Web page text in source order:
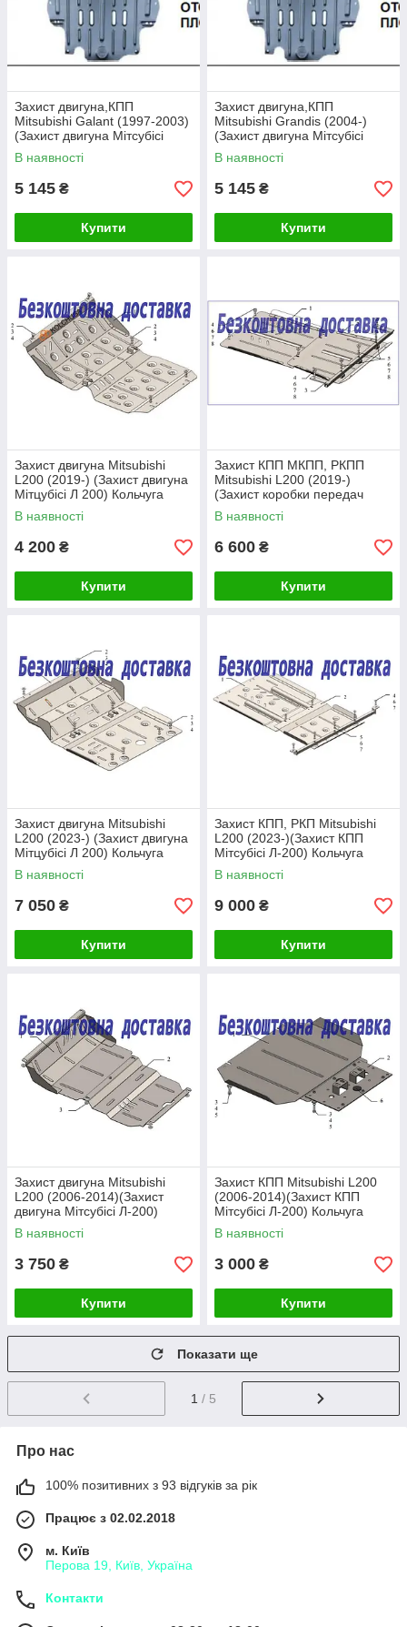
Захист двигуна,КПП
Mitsubishi Galant (1997-2003)
(Захист двигуна Мітсубісі
Галант) Полігон-авто
В наявності
5 145 ₴
Купити
Захист двигуна,КПП
Mitsubishi Grandis (2004-)
(Захист двигуна Мітсубісі
Грандіс) Полігон-авто
В наявності
5 145 ₴
Купити
Захист двигуна Mitsubishi
L200 (2019-) (Захист двигуна
Мітцубісі Л 200) Кольчуга
В наявності
4 200 ₴
Купити
Захист КПП МКПП, РКПП
Mitsubishi L200 (2019-)
(Захист коробки передач
Мітцубісі Л 200) Кольчуга
В наявності
6 600 ₴
Купити
Захист двигуна Mitsubishi
L200 (2023-) (Захист двигуна
Мітцубісі Л 200) Кольчуга
В наявності
7 050 ₴
Купити
Захист КПП, РКП Mitsubishi
L200 (2023-)(Захист КПП
Мітсубісі Л-200) Кольчуга
В наявності
9 000 ₴
Купити
Захист двигуна Mitsubishi
L200 (2006-2014)(Захист
двигуна Мітсубісі Л-200)
Кольчуга
В наявності
3 750 ₴
Купити
Захист КПП Mitsubishi L200
(2006-2014)(Захист КПП
Мітсубісі Л-200) Кольчуга
В наявності
3 000 ₴
Купити
Показати ще
1 / 5
Про нас
100% позитивних з 93 відгуків за рік
Працює з 02.02.2018
м. Київ
Перова 19, Київ, Україна
Контакти